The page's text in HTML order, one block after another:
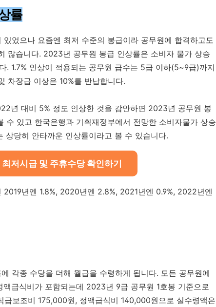
률
었으나 요즘엔 최저 수준의 봉급이라 공무원에 합격하고도
많습니다. 2023년 공무원 봉급 인상률은 소비자 물가 상승
. 1.7% 인상이 적용되는 공무원 급수는 5급 이하(5~9급)까지
차장급 이상은 10%를 반납합니다.
년 대비 5% 정도 인상한 것을 감안하면 2023년 공무원 봉
수 있고 한국은행과 기획재정부에서 전망한 소비자물가 상승
상당히 안타까운 인상률이라고 볼 수 있습니다.
저시급 및 주휴수당 확인하기
년엔 1.8%, 2020년엔 2.8%, 2021년엔 0.9%, 2022년엔
각종 수당을 더해 월급을 수령하게 됩니다. 모든 공무원에
급식비가 포함되는데 2023년 9급 공무원 1호봉 기준으로
급보조비 175,000원, 정액급식비 140,000원으로 실수령액은